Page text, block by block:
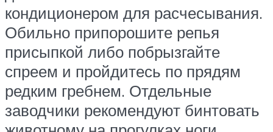
кондиционером для расчесывания.
Обильно припорошите репья
присыпкой либо побрызгайте
спреем и пройдитесь по прядям
редким гребнем. Отдельные
заводчики рекомендуют бинтовать